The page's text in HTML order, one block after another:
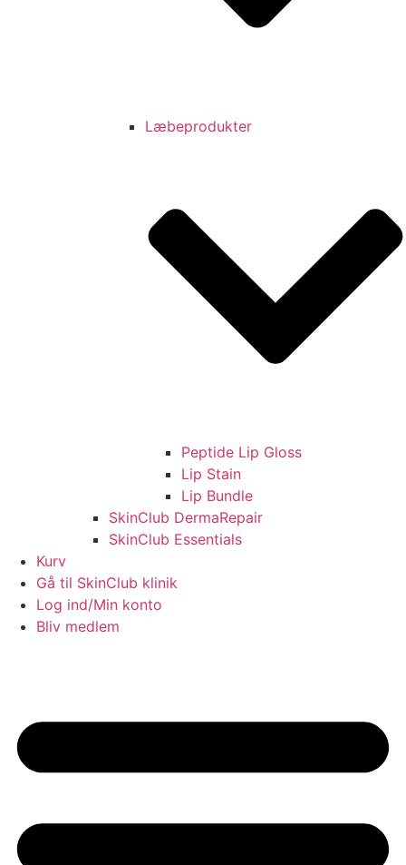
Læbeprodukter
Peptide Lip Gloss
Lip Stain
Lip Bundle
SkinClub DermaRepair
SkinClub Essentials
Kurv
Gå til SkinClub klinik
Log ind/Min konto
Bliv medlem